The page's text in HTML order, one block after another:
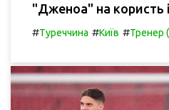
"Дженоа" на користь
#Туреччина #Київ #Тренер